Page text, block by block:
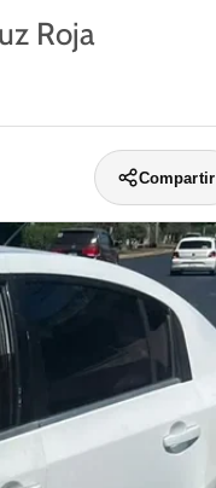
Roja
Compartir